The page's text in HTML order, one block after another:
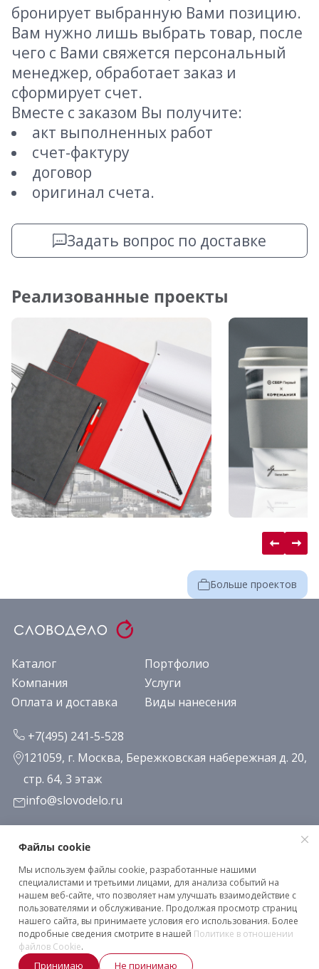
бронирует выбранную Вами позицию.
Вам нужно лишь выбрать товар, после
чего с Вами свяжется персональный
менеджер, обработает заказ и
сформирует счет.
Вместе с заказом Вы получите:
акт выполненных работ
счет-фактуру
договор
оригинал счета.
Задать вопрос по доставке
Реализованные проекты
Больше проектов
Каталог
Портфолио
Компания
Услуги
Оплата и доставка
Виды нанесения
+7(495) 241-5-528
121059, г. Москва, Бережковская набережная д. 20,
стр. 64, 3 этаж
info@slovodelo.ru
Заказать звонок
Подписаться на рассылку
Клиентское соглашение
Политика конфиденциальности
2026 © «Словодело». Все права защищены
Файлы cookie
Мы используем файлы cookie, разработанные нашими
специалистами и третьими лицами, для анализа событий на
нашем веб-сайте, что позволяет нам улучшать взаимодействие с
пользователями и обслуживание. Продолжая просмотр страниц
нашего сайта, вы принимаете условия его использования. Более
подробные сведения смотрите в нашей Политике в отношении
файлов Cookie.
Принимаю Не принимаю